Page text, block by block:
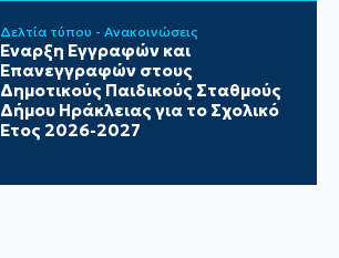
Δελτία τύπου - Ανακοινώσεις
Έναρξη Εγγραφών και
Επανεγγραφών στους
Δημοτικούς Παιδικούς Σταθμούς
Δήμου Ηράκλειας για το Σχολικό
Έτος 2026-2027